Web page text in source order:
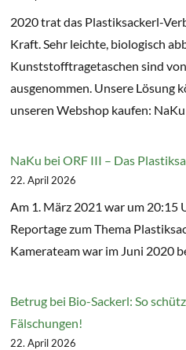
2020 trat das Plastiksackerl-
Kraft. Sehr leichte, biologisch
Kunststofftragetaschen sind
ausgenommen. Unsere Lösung
unseren Webshop kaufen:
NaKu bei ORF III – Das
22. April 2026
Am 1. März 2021 war um 20:15
Reportage zum Thema
Kamerateam war im Juni 2020
Betrug bei Bio-Sackerl: So
Fälschungen!
22. April 2026